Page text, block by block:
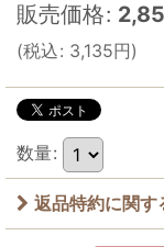
販売価格:
(税込: 3,135円)
数量:
返品特約に関す